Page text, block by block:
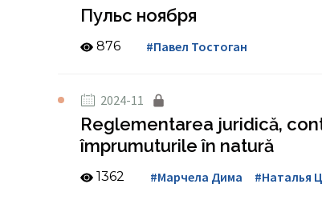
Пульс ноября
876 #Павел Тостоган
2024-11
Reglementarea juridică,
împrumuturile în natură
1362 #Марчела Дима #Наталья